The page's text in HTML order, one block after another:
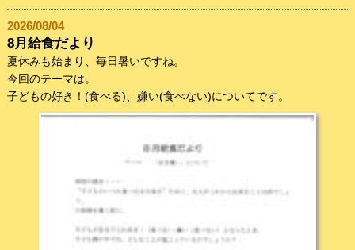
2026/08/04
8月給食だより
夏休みも始まり、毎日暑いですね。
今回のテーマは。
子どもの好き！(食べる)、嫌い(食べない)についてです。